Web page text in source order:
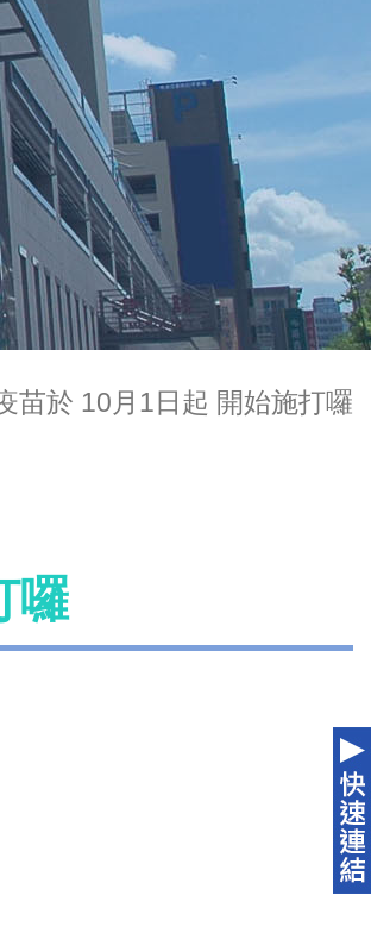
苗於 10月1日起 開始施打囉
囉